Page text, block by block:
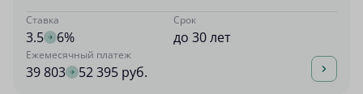
Ставка
3.5 6%
Срок
до 30 лет
Ежемесячный платеж
39 803 52 395 руб.